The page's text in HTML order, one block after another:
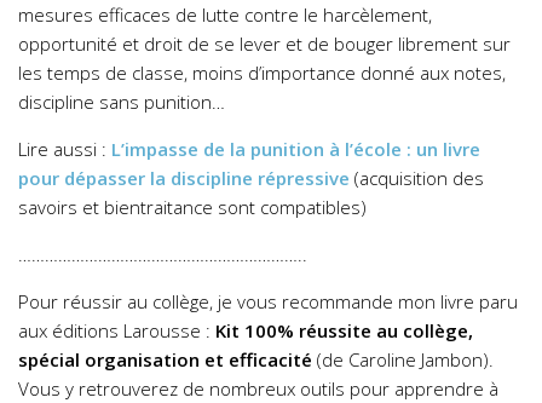
mesures efficaces de lutte contre le harcèlement,
opportunité et droit de se lever et de bouger librement sur
les temps de classe, moins d’importance donné aux notes,
discipline sans punition…
Lire aussi : L’impasse de la punition à l’école : un livre
pour dépasser la discipline répressive (acquisition des
savoirs et bientraitance sont compatibles)
………………………………………………………..
Pour réussir au collège, je vous recommande mon livre paru
aux éditions Larousse : Kit 100% réussite au collège,
spécial organisation et efficacité (de Caroline Jambon).
Vous y retrouverez de nombreux outils pour apprendre à